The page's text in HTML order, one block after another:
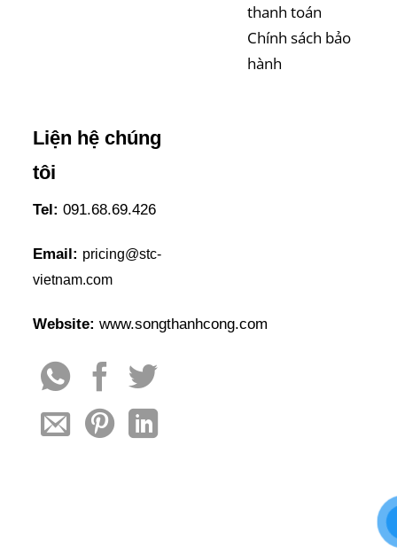
thanh toán
Chính sách bảo
hành
Liện hệ chúng
tôi
Tel: 091.68.69.426
Email: pricing@stc-
vietnam.com
Website:www.songthanhcong.com